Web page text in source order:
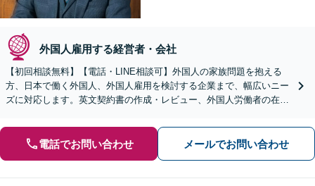
外国人雇用する経営者・会社
【初回相談無料】【電話・LINE相談可】外国人の家族問題を抱える
方、日本で働く外国人、外国人雇用を検討する企業まで、幅広いニー
ズに対応します。英文契約書の作成・レビュー、外国人労働者の在留
電話でお問い合わせ メールでお問い合わせ